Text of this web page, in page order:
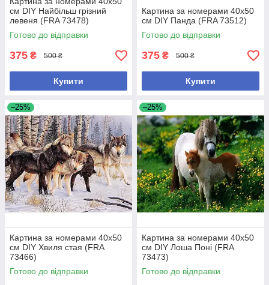
см DIY Найбільш грізний
левеня (FRA 73478)
Готово до відправки
375 ₴ 500 ₴
Купити
Картина за номерами 40x50
см DIY Панда (FRA 73512)
Готово до відправки
375 ₴ 500 ₴
Купити
–25%
Картина за номерами 40x50
см DIY Хвиля стая (FRA
73466)
Готово до відправки
–25%
Картина за номерами 40x50
см DIY Лоша Поні (FRA
73473)
Готово до відправки